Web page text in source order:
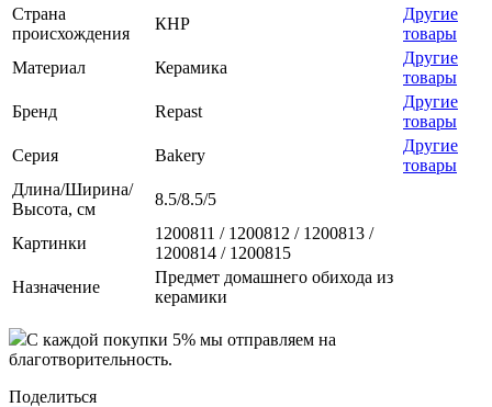
Страна
происхождения
КНР
Другие
товары
Материал
Керамика
Другие
товары
Бренд
Repast
Другие
товары
Серия
Bakery
Другие
товары
Длина/Ширина/
Высота, см
8.5/8.5/5
Картинки
1200811 / 1200812 / 1200813 /
1200814 / 1200815
Назначение
Предмет домашнего обихода из
керамики
C каждой покупки 5% мы отправляем на
благотворительность.
Поделиться